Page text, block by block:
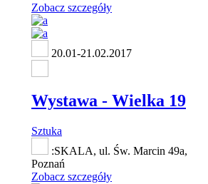
Zobacz szczegóły
20.01-21.02.2017
Wystawa - Wielka 19
Sztuka
:SKALA, ul. Św. Marcin 49a,
Poznań
Zobacz szczegóły